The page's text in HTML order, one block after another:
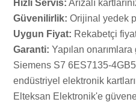
Hızlı Servis: Arızalı
Güvenilirlik: Orijinal yedek
Uygun Fiyat: Rekabetçi
Garanti: Yapılan
Siemens S7 6ES7135-
endüstriyel elektronik
Elteksan Elektronik'e